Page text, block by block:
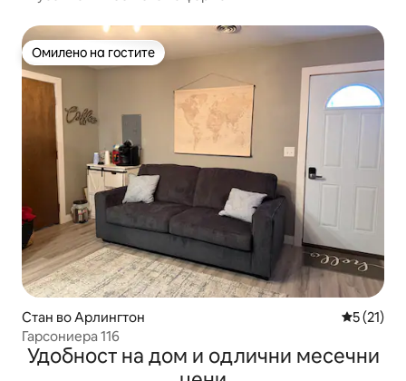
Омилено на гостите
Омилено на гостите
Стан во Арлингтон
5 (21)
Гарсониера 116
Удобност на дом и одлични месечни